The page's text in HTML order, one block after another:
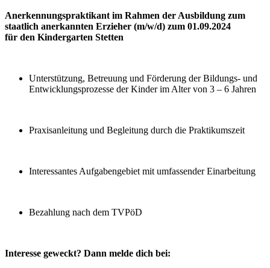
Anerkennungspraktikant im Rahmen der Ausbildung zum
staatlich anerkannten Erzieher (m/w/d) zum 01.09.2024
für den Kindergarten Stetten
Unterstützung, Betreuung und Förderung der Bildungs- und
Entwicklungsprozesse der Kinder im Alter von 3 – 6 Jahren
Praxisanleitung und Begleitung durch die Praktikumszeit
Interessantes Aufgabengebiet mit umfassender Einarbeitung
Bezahlung nach dem TVPöD
Interesse geweckt? Dann melde dich bei: